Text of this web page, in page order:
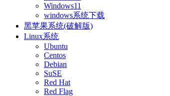
Windows11
windows系统下载
黑苹果系统(破解版)
Linux系统
Ubuntu
Centos
Debian
SuSE
Red Hat
Red Flag